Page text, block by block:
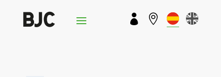
 